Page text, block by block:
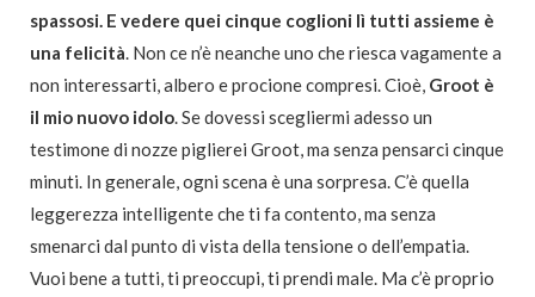
spassosi. E vedere quei cinque coglioni lì tutti assieme è
una felicità. Non ce n’è neanche uno che riesca vagamente a
non interessarti, albero e procione compresi. Cioè, Groot è
il mio nuovo idolo. Se dovessi scegliermi adesso un
testimone di nozze piglierei Groot, ma senza pensarci cinque
minuti. In generale, ogni scena è una sorpresa. C’è quella
leggerezza intelligente che ti fa contento, ma senza
smenarci dal punto di vista della tensione o dell’empatia.
Vuoi bene a tutti, ti preoccupi, ti prendi male. Ma c’è proprio